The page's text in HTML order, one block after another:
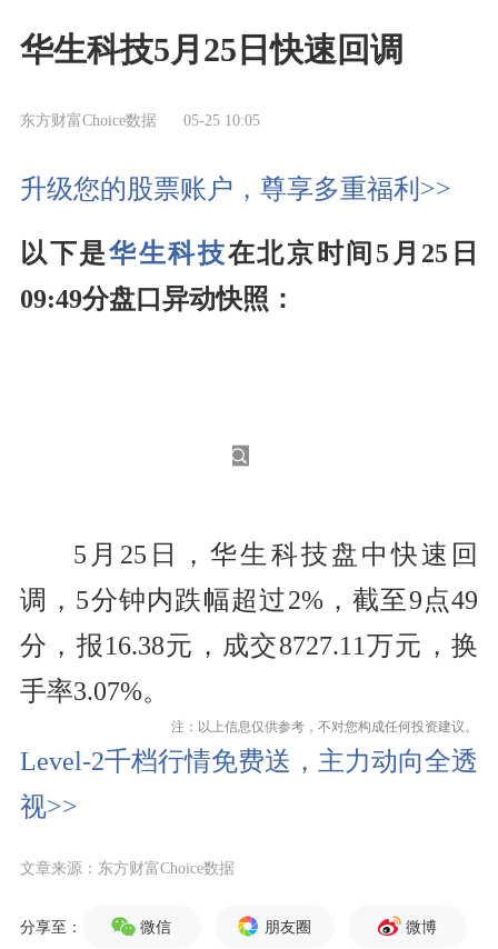
华生科技5月25日快速回调
东方财富Choice数据 05-25 10:05
升级您的股票账户，尊享多重福利>>
以下是华生科技在北京时间5月25日
09:49分盘口异动快照：
5月25日，华生科技盘中快速回
调，5分钟内跌幅超过2%，截至9点49
分，报16.38元，成交8727.11万元，换
手率3.07%。
注：以上信息仅供参考，不对您构成任何投资建议。
Level-2千档行情免费送，主力动向全透
视>>
文章来源：东方财富Choice数据
分享至： 微信 朋友圈 微博